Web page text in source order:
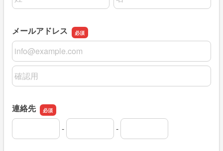
メールアドレス
メールアドレス
メールアドレスの確認用
連絡先
連絡先の市外局番
-
連絡先の市内局番 -
連絡先の加入者番号